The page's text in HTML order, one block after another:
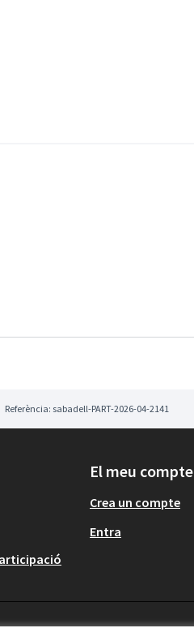
Referència: sabadell-PART-2026-04-2141
El meu compte
Crea un compte
Entra